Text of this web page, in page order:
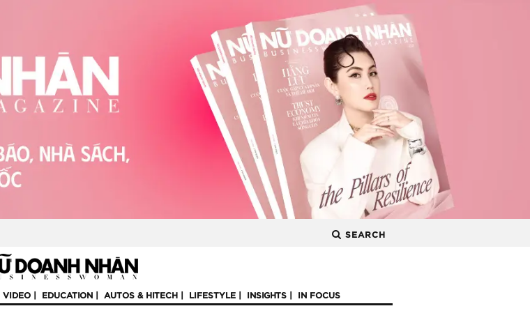
SEARCH
VIDEO EDUCATION AUTOS & HITECH LIFESTYLE INSIGHTS IN FOCUS